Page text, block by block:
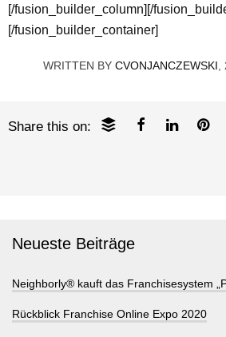
[/fusion_builder_column][/
[/fusion_builder_container]
WRITTEN BY CVONJANCZEWSKI,
Share this on:
Neueste Beiträge
Neighborly® kauft das Franchisesystem
Rückblick Franchise Online Expo 2020